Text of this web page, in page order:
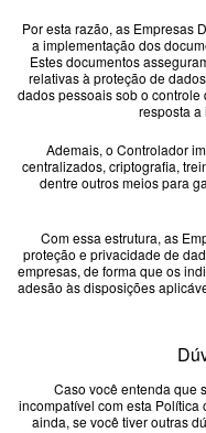
Por esta razão, as Empresas
a implementação dos
Estes documentos
relativas à proteção de
dados pessoais sob o
resposta a
Ademais, o Controlador
centralizados, criptografia,
dentre outros meios para
Com essa estrutura, as
proteção e privacidade de
empresas, de forma que os
adesão às disposições
Caso você entenda que
incompatível com esta Política
ainda, se você tiver outras